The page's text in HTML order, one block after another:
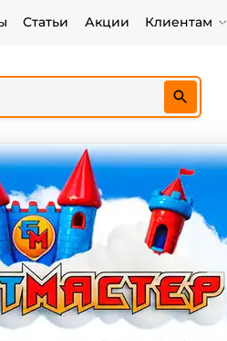
Статьи Акции Клиентам